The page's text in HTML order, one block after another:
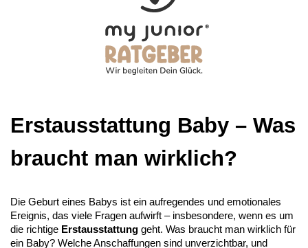
Erstausstattung Baby – Was
braucht man wirklich?
Die Geburt eines Babys ist ein aufregendes und emotionales
Ereignis, das viele Fragen aufwirft – insbesondere, wenn es um
die richtige Erstausstattung geht. Was braucht man wirklich für
ein Baby? Welche Anschaffungen sind unverzichtbar, und